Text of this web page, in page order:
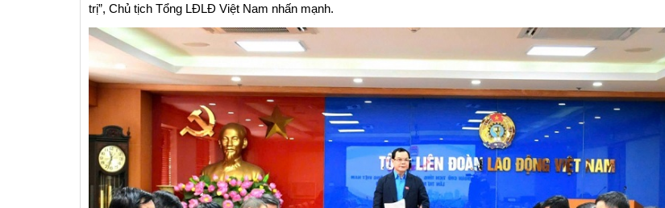
trị”, Chủ tịch Tổng LĐLĐ Việt Nam nhấn mạnh.